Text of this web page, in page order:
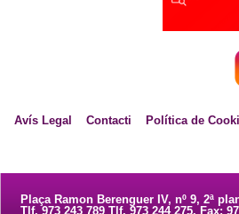
Avís Legal Contacti Política de
Plaça Ramon Berenguer IV, nº 9, 2ª
Tlf. 973 243 789 Tlf. 973 244 275. Fax: